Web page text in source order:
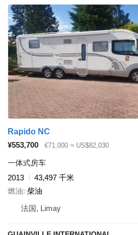
Rapido NC
¥553,700
€71,000 ≈ US$82,030
一体式房车
2013
43,497 千米
燃油 柴油
法国, Limay